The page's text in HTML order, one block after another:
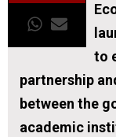
to
partnership
between the
academic